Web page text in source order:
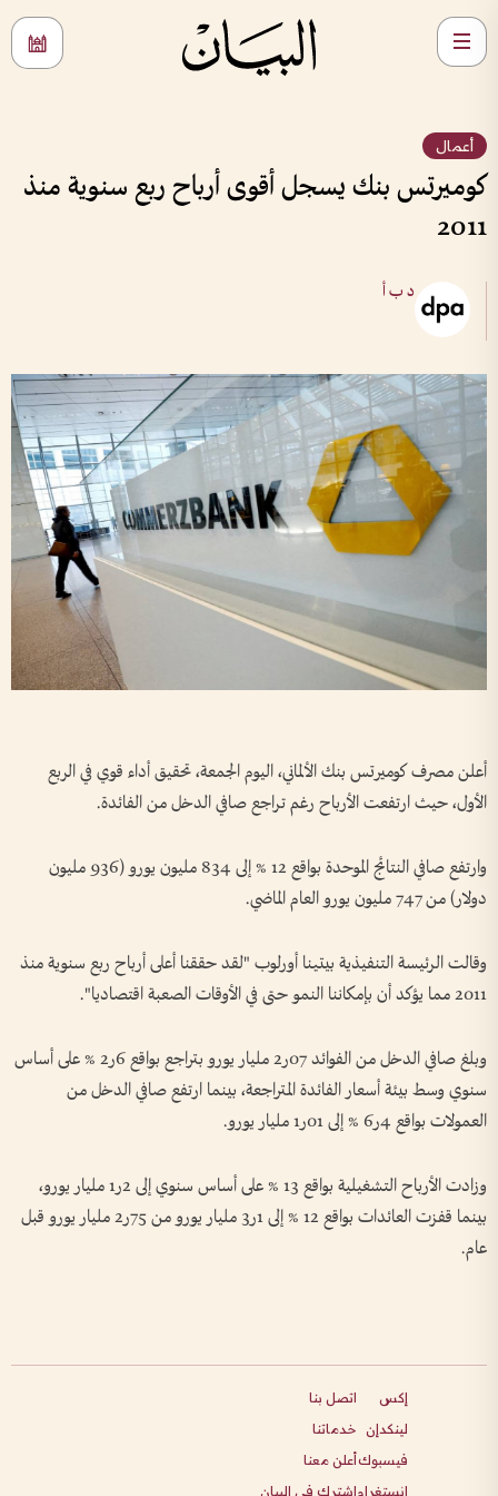
أعمال
كوميرتس بنك يسجل أقوى أرباح ربع سنوية منذ
2011
د ب أ
أعلن مصرف كوميرتس بنك الألماني، اليوم الجمعة، تحقيق أداء قوي في الربع
الأول، حيث ارتفعت الأرباح رغم تراجع صافي الدخل من الفائدة.
وارتفع صافي النتائج الموحدة بواقع 12 % إلى 834 مليون يورو (936 مليون
دولار) من 747 مليون يورو العام الماضي.
وقالت الرئيسة التنفيذية بيتينا أورلوب "لقد حققنا أعلى أرباح ربع سنوية منذ
2011 مما يؤكد أن بإمكاننا النمو حتى في الأوقات الصعبة اقتصاديا".
وبلغ صافي الدخل من الفوائد 07ر2 مليار يورو بتراجع بواقع 6ر2 % على أساس
سنوي وسط بيئة أسعار الفائدة المتراجعة، بينما ارتفع صافي الدخل من
العمولات بواقع 4ر6 % إلى 01ر1 مليار يورو.
وزادت الأرباح التشغيلية بواقع 13 % على أساس سنوي إلى 2ر1 مليار يورو،
بينما قفزت العائدات بواقع 12 % إلى 1ر3 مليار يورو من 75ر2 مليار يورو قبل
عام.
إكس
لينكدإن
فيسبوك
انستغرام
اتصل بنا
خدماتنا
أعلن معنا
اشترك في البيان